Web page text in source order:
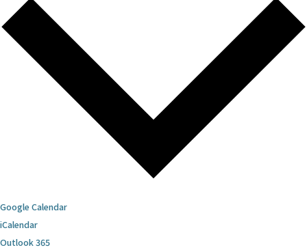
Google Calendar
iCalendar
Outlook 365